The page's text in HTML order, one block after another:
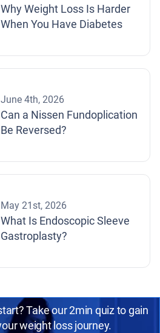
Why Weight Loss Is Harder
When You Have Diabetes
June 4th, 2026
Can a Nissen Fundoplication
Be Reversed?
May 21st, 2026
What Is Endoscopic Sleeve
Gastroplasty?
Take our 2min quiz to gain
weight loss journey.